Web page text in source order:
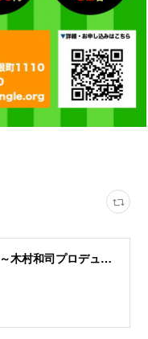
Sports Jungle 10 ～木村和司プロデュース／横浜市旭区フットサルコート～